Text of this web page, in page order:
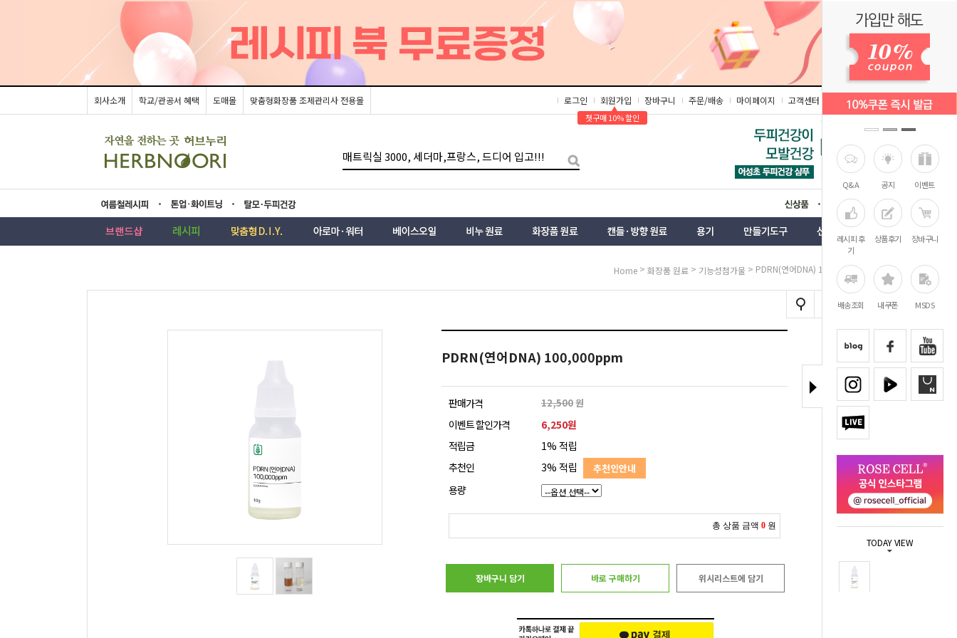
Q&A 공지 이벤트
레시피 후
기
상품후기 장바구니
배송조회 내쿠폰 MSDS
TODAY VIEW
회사소개 학교/관공서 혜택 도매몰 맞춤형화장품 조제관리사 전용몰 로그인
회원가입
▲
첫구매 10% 할인
장바구니 주문/배송 마이페이지 고객센터 즐겨찾기
름레시피 업·화이트닝 모두피건강 상품 벤트
Home > 화장품 원료 > 기능성첨가물 > PDRN(연어DNA) 100,000ppm
PDRN(연어DNA) 100,000ppm
판매가격 12,500원
이벤트 할인가격
6,250원
적립금
1% 적립
추천인
3% 적립 추천인안내
용량
총 상품 금액 0 원
장바구니 담기 바로 구매하기 위시리스트에 담기